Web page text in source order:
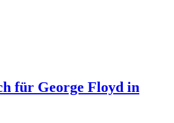
für George Floyd in